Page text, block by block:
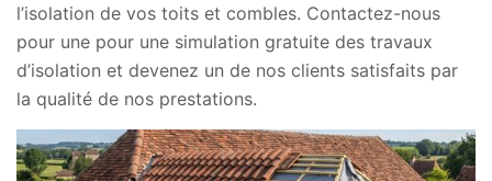
l’isolation de vos toits et combles. Contactez-nous
pour une pour une simulation gratuite des travaux
d’isolation et devenez un de nos clients satisfaits par
la qualité de nos prestations.